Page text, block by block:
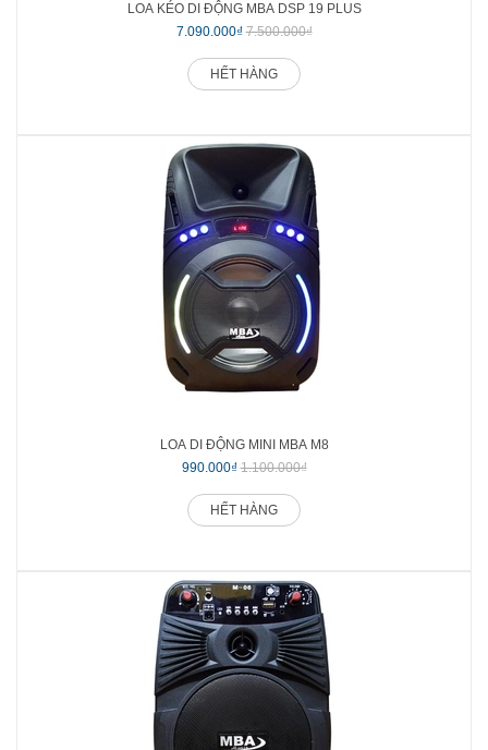
LOA KÉO DI ĐỘNG MBA DSP 19 PLUS
7.090.000₫ 7.500.000₫
HẾT HÀNG
LOA DI ĐỘNG MINI MBA M8
990.000₫ 1.100.000₫
HẾT HÀNG